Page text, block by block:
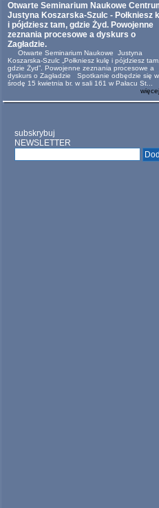
Otwarte Seminarium Naukowe
Justyna Koszarska-Szulc - Połkniesz
i pójdziesz tam, gdzie Żyd. Powojenne
zeznania procesowe a dyskurs o
Zagładzie.
Otwarte Seminarium Naukowe Justyna
Koszarska-Szulc „Połkniesz kulę i pójdziesz tam,
gdzie Żyd”. Powojenne zeznania procesowe a
dyskurs o Zagładzie Spotkanie odbędzie się w
środę 15 kwietnia br. w sali 161 w Pałacu St...
subskrybuj
NEWSLETTER